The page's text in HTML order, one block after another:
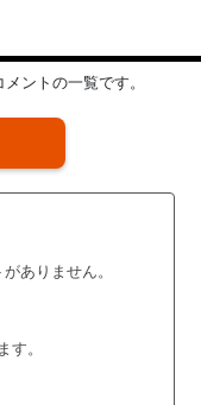
ントの一覧です。
ありません。
す。